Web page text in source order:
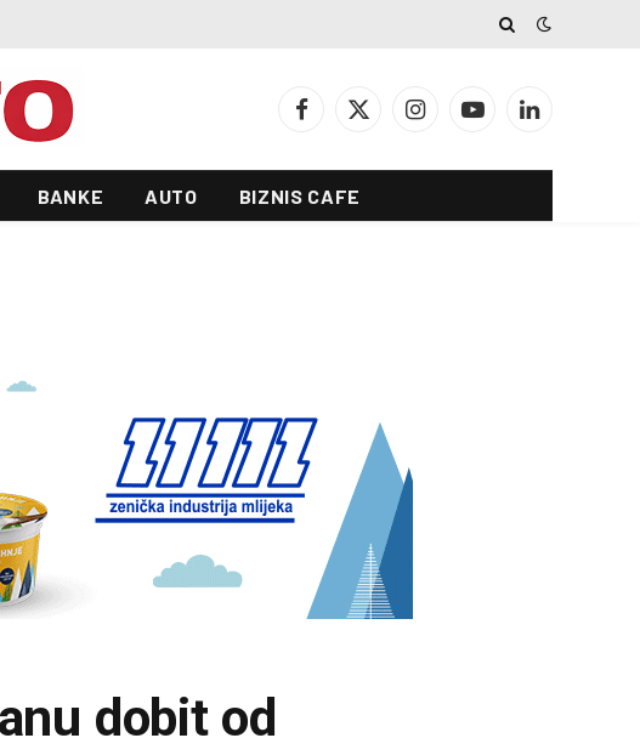
Facebook
X
InstagramYouTubeLinkedIn
BANKE AUTO BIZNIS CAFE
dobit od